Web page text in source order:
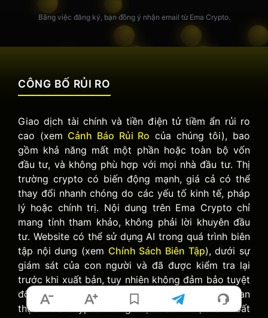
Bằng việc đăng ký, bạn đồng ý nhận email từ Ema Crypto.
CÔNG BỐ RỦI RO
Giao dịch tài chính và tiền điện tử tiềm ẩn rủi ro
cao (xem Cảnh Báo Rủi Ro của chúng tôi), bao
gồm khả năng mất một phần hoặc toàn bộ vốn
đầu tư, và không phù hợp với mọi nhà đầu tư. Thị
trường crypto có biến động mạnh, giá cả có thể
thay đổi nhanh chóng do các yếu tố kinh tế, pháp
lý hoặc chính trị. Nội dung trên Ema Crypto chỉ
mang tính tham khảo, không phải lời khuyên đầu
tư. Website có thể sử dụng AI trong quá trình biên
tập nội dung (xem Chính Sách Biên Tập), dưới sự
giám sát của con người và đã được kiểm tra lại
trước khi xuất bản, tuy nhiên không đảm bảo tuyệt
đối về tính chính xác hoặc cập nhật theo thời gian
thực. Ema Crypto không chịu trách nhiệm cho bất